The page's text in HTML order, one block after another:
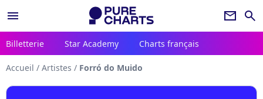
menu newsletter search
Billetterie Star Academy Charts français
Accueil / Artistes / Forró do Muido